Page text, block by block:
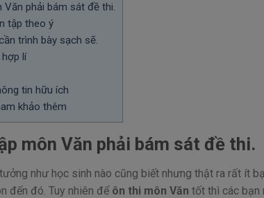
phải bám sát đề thi.
tập theo ý
trình bày sạch sẽ.
lí
tin hữu ích
khảo thêm
môn Văn phải bám sát đề thi.
như học sinh nào cũng biết nhưng thật ra rất ít
đến đó. Tuy nhiên để ôn thi môn Văn tốt thì các bạn